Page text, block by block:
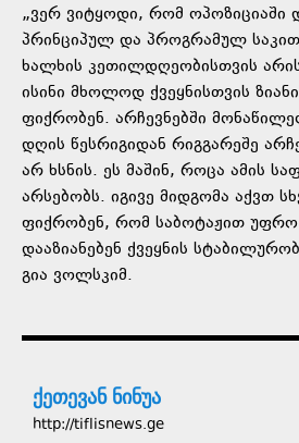
„ვერ ვიტყოდი, რომ ოპოზიციაში
პრინციპულ და პროგრამულ
ხალხის კეთილდღეობისთვის
ისინი მხოლოდ ქვეყნისთვის
ფიქრობენ. არჩევნებში
დღის წესრიგიდან რიგგარეშე
არ ხსნის. ეს მაშინ, როცა ამის
არსებობს. იგივე მიდგომა აქვთ
ფიქრობენ, რომ საბოტაჟით
დააზიანებენ ქვეყნის
გია ვოლსკიმ.
ქეთევან ნინუა
http://tiflisnews.ge